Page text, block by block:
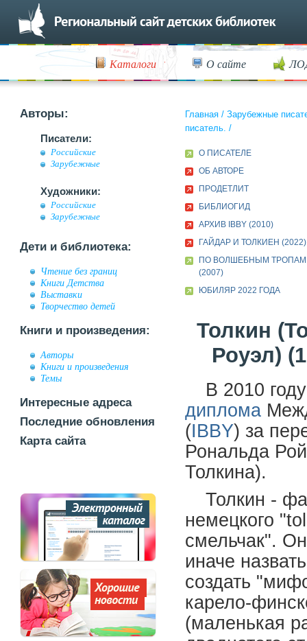
Каталоги О сайте
Авторы:
Писатели:
Российские
Зарубежные
Художники:
Российские
Зарубежные
Дети и библиотека:
Чтение без границ
Книги Детства
Выставки
Творчество детей
Книги и произведения:
Авторы
Книги и произведения
Темы
Интересные адреса
Последние обновления
Карта сайта
Главная / Зарубежные
писатель. /
О ПИСАТЕЛЕ
ОБ АВТОРЕ
ПРОДЕТЛИТ
БИБЛИОГИД
АРХИВ IBBY (2010)
ГАЙДАР И ТОЛКИЕН (2022)
ПО ВОЛШЕБНЫМ ТРОПАМ
(2007)
ЮБИЛЯР 2022 ГОДА
Толкин
Роуэл)
В 2010
диплома
(IBBY) за
Рональда
Толкина).
Толкин -
немецкого
смельчак".
иначе
создать
карело-
(маленькая